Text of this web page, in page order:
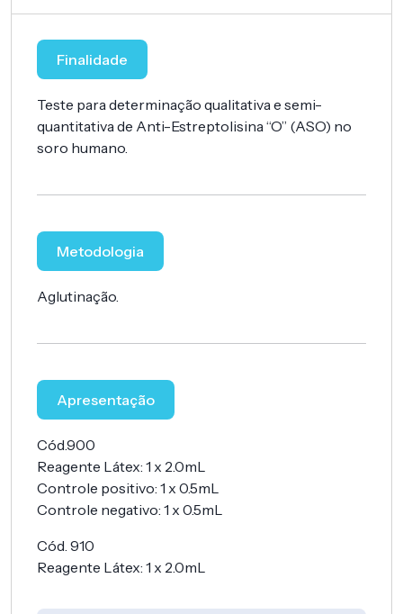
Finalidade
Teste para determinação qualitativa e semi-
quantitativa de Anti-Estreptolisina “O” (ASO) no
soro humano.
Metodologia
Aglutinação.
Apresentação
Cód.900
Reagente Látex: 1 x 2.0mL
Controle positivo: 1 x 0.5mL
Controle negativo: 1 x 0.5mL
Cód. 910
Reagente Látex: 1 x 2.0mL